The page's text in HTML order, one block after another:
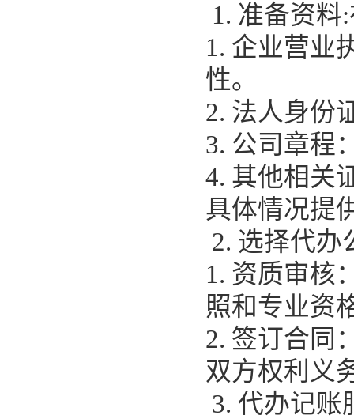
1. 准备资
1. 企业营业
性。
2. 法人身份
3. 公司章程
4. 其他相关
具体情况提
2. 选择代办
1. 资质审核
照和专业资
2. 签订合同
双方权利义
3. 代办记账